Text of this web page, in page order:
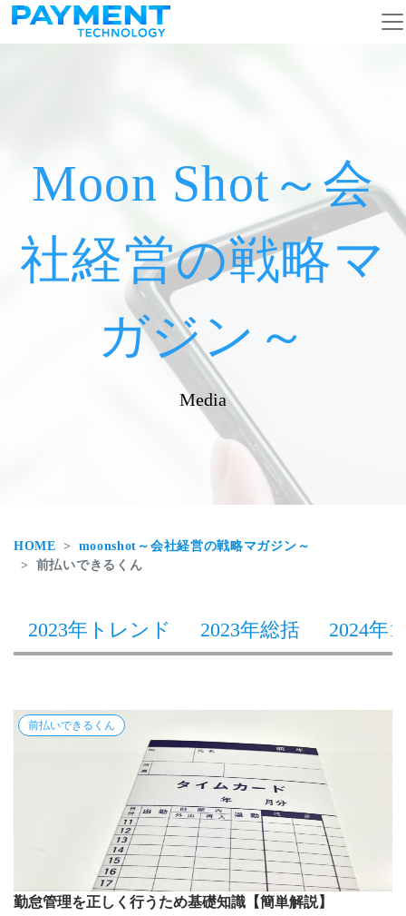
コンテンツへスキップ
メインナビゲーション
Moon Shot～会
社経営の戦略マ
ガジン～
Media
HOME
moonshot～会社経営の戦略マガジン～
前払いできるくん
2023年トレンド 2023年総括 2024年1
前払いできるくん
勤怠管理を正しく行うため基礎知識【簡単解説】